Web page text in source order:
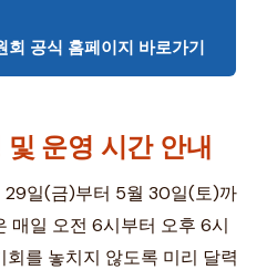
회 공식 홈페이지 바로가기
운영 시간 안내
일(금)부터 5월 30일(토)까
매일 오전 6시부터 오후 6시
를 놓치지 않도록 미리 달력